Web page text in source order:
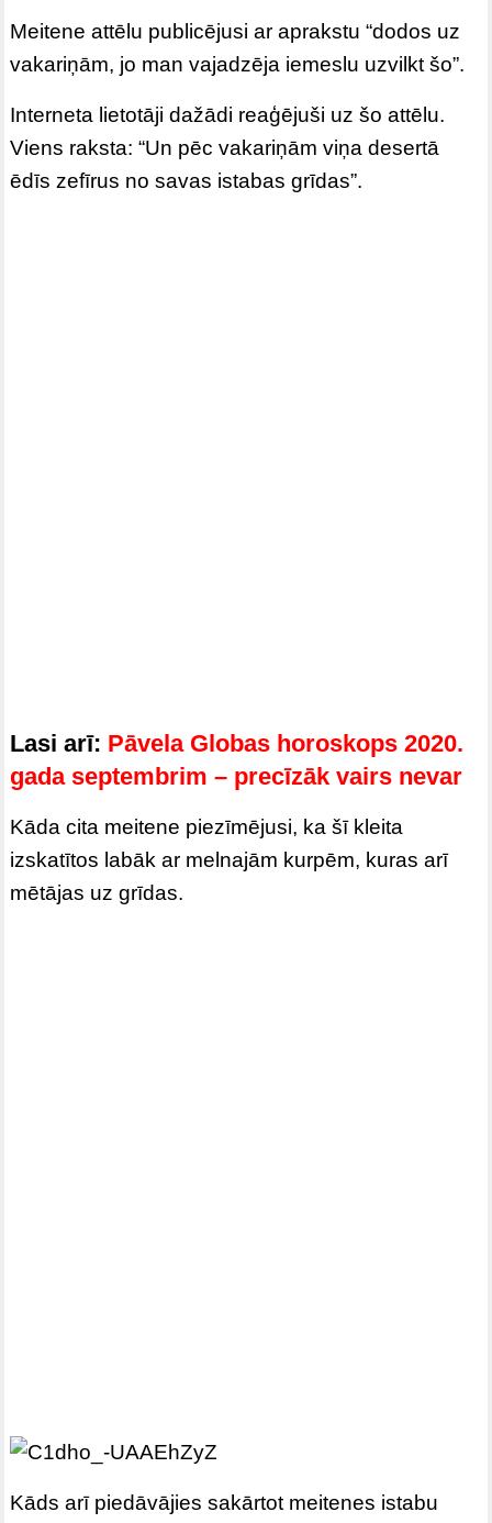
Meitene attēlu publicējusi ar aprakstu “dodos uz
vakariņām, jo man vajadzēja iemeslu uzvilkt šo”.
Interneta lietotāji dažādi reaģējuši uz šo attēlu.
Viens raksta: “Un pēc vakariņām viņa desertā
ēdīs zefīrus no savas istabas grīdas”.
Lasi arī: Pāvela Globas horoskops 2020.
gada septembrim – precīzāk vairs nevar
Kāda cita meitene piezīmējusi, ka šī kleita
izskatītos labāk ar melnajām kurpēm, kuras arī
mētājas uz grīdas.
Kāds arī piedāvājies sakārtot meitenes istabu